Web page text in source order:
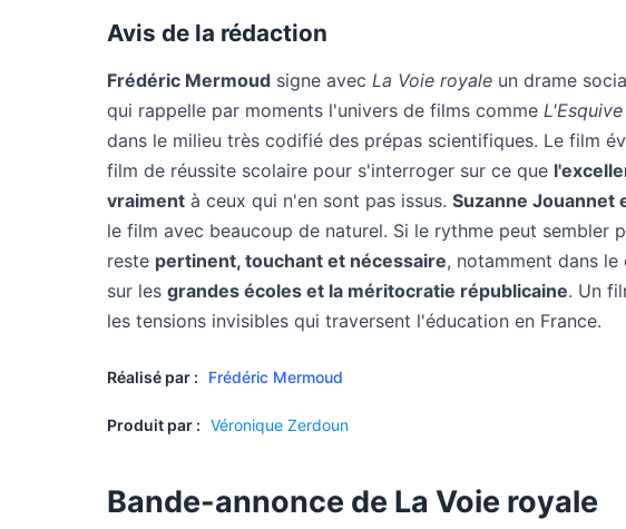
Avis de la rédaction
Frédéric Mermoud signe avec La Voie royale un drame
qui rappelle par moments l'univers de films comme L'Esquive
dans le milieu très codifié des prépas scientifiques. Le film
film de réussite scolaire pour s'interroger sur ce que
vraiment à ceux qui n'en sont pas issus. Suzanne Jouannet
le film avec beaucoup de naturel. Si le rythme peut sembler
reste pertinent, touchant et nécessaire, notamment dans
sur les grandes écoles et la méritocratie républicaine. Un
les tensions invisibles qui traversent l'éducation en France.
Réalisé par : Frédéric Mermoud
Produit par : Véronique Zerdoun
Bande-annonce de La Voie royale